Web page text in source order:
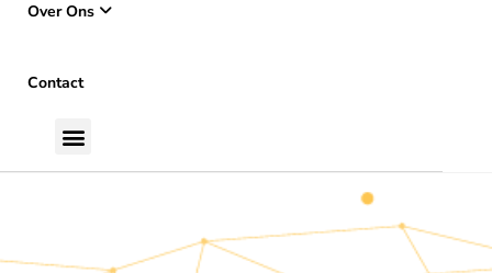
Over Ons
Contact